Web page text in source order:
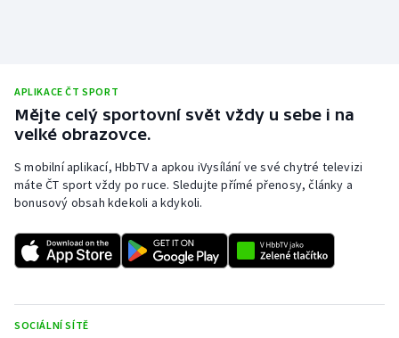
APLIKACE ČT SPORT
Mějte celý sportovní svět vždy u sebe i na
velké obrazovce.
S mobilní aplikací, HbbTV a apkou iVysílání ve své chytré televizi
máte ČT sport vždy po ruce. Sledujte přímé přenosy, články a
bonusový obsah kdekoli a kdykoli.
SOCIÁLNÍ SÍTĚ